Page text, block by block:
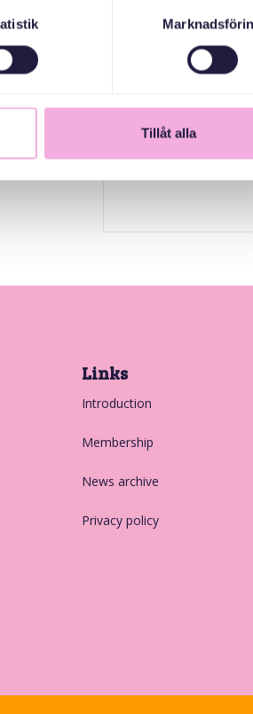
Tillåt alla
CO-
Links
Introduction
Membership
News archive
Privacy policy